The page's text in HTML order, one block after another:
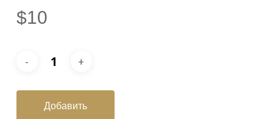
$10
Добавить